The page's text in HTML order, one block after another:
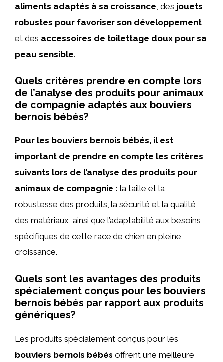
aliments adaptés à sa croissance , des jouets
robustes pour favoriser son développement
et des accessoires de toilettage doux pour sa
peau sensible.
Quels critères prendre en compte lors
de l’analyse des produits pour animaux
de compagnie adaptés aux bouviers
bernois bébés?
Pour les bouviers bernois bébés, il est
important de prendre en compte les critères
suivants lors de l’analyse des produits pour
animaux de compagnie : la taille et la
robustesse des produits, la sécurité et la qualité
des matériaux, ainsi que l’adaptabilité aux besoins
spécifiques de cette race de chien en pleine
croissance.
Quels sont les avantages des produits
spécialement conçus pour les bouviers
bernois bébés par rapport aux produits
génériques?
Les produits spécialement conçus pour les
bouviers bernois bébés offrent une meilleure